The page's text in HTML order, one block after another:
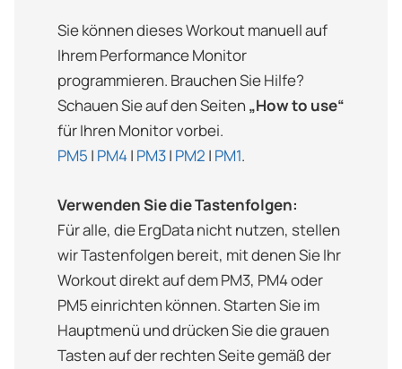
Sie können dieses Workout manuell auf
Ihrem Performance Monitor
programmieren. Brauchen Sie Hilfe?
Schauen Sie auf den Seiten „How to use“
für Ihren Monitor vorbei.
PM5 | PM4 | PM3| PM2 | PM1.
Verwenden Sie die Tastenfolgen:
Für alle, die ErgData nicht nutzen, stellen
wir Tastenfolgen bereit, mit denen Sie Ihr
Workout direkt auf dem PM3, PM4 oder
PM5 einrichten können. Starten Sie im
Hauptmenü und drücken Sie die grauen
Tasten auf der rechten Seite gemäß der